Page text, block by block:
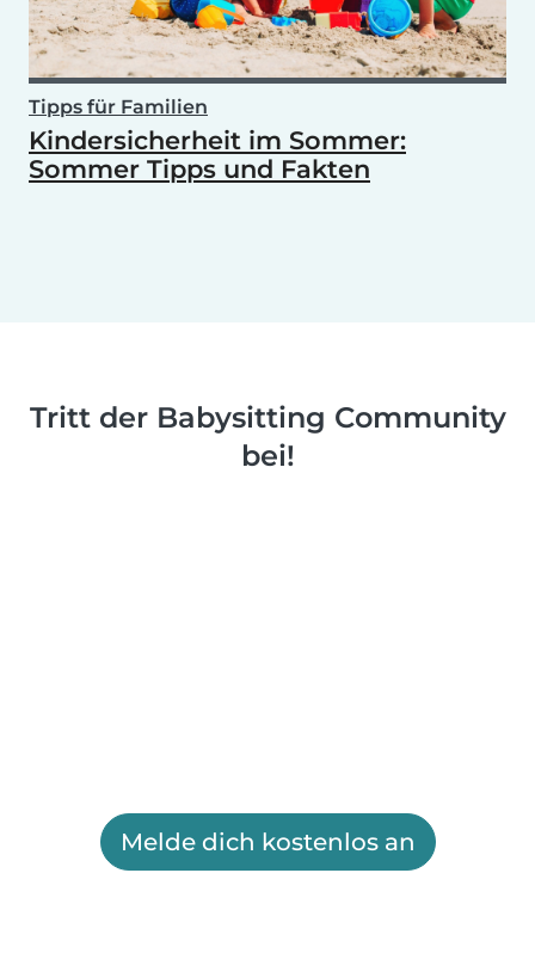
Tipps für Familien
Kindersicherheit im Sommer:
Sommer Tipps und Fakten
Tritt der Babysitting Community
bei!
Melde dich kostenlos an